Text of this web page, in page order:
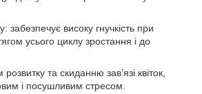
забезпечує високу гнучкість при
усього циклу зростання і до
та скиданню зав’язі квіток,
і посушливим стресом.